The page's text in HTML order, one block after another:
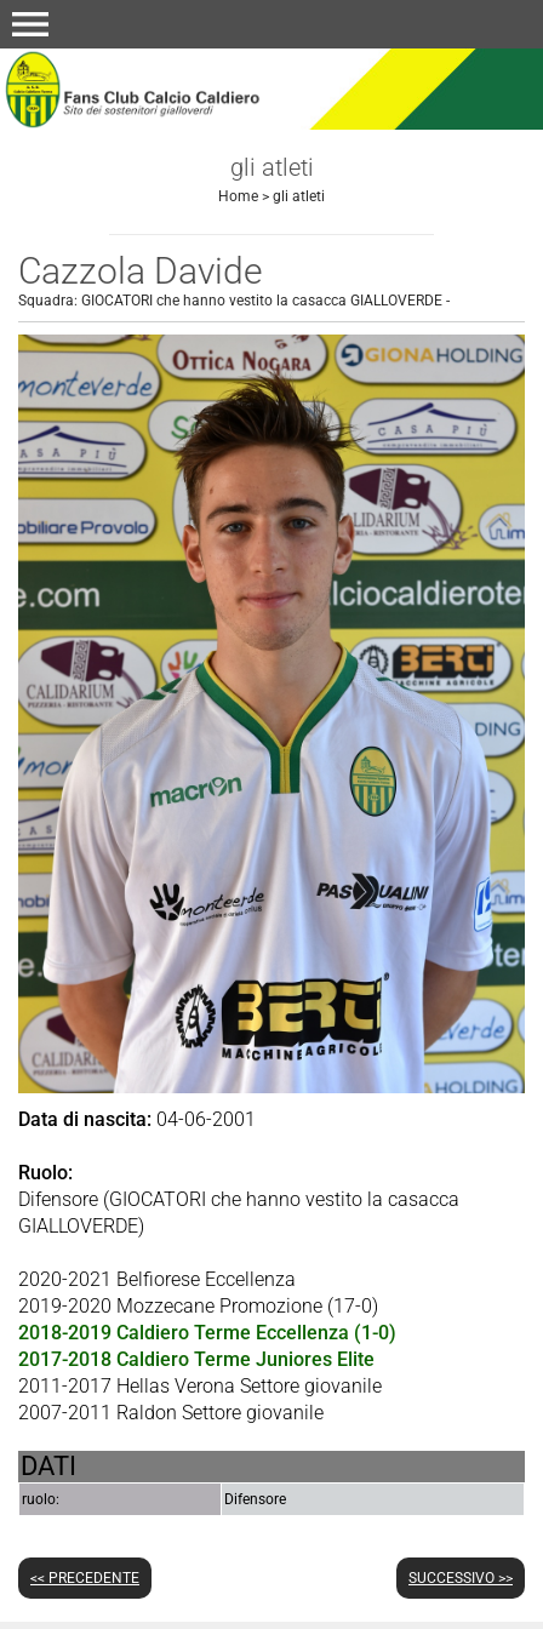
menu
gli atleti
Home > gli atleti
Cazzola Davide
Squadra: GIOCATORI che hanno vestito la casacca GIALLOVERDE -
Data di nascita: 04-06-2001
Ruolo:
Difensore (GIOCATORI che hanno vestito la casacca
GIALLOVERDE)
2020-2021 Belfiorese Eccellenza
2019-2020 Mozzecane Promozione (17-0)
2018-2019 Caldiero Terme Eccellenza (1-0)
2017-2018 Caldiero Terme Juniores Elite
2011-2017 Hellas Verona Settore giovanile
2007-2011 Raldon Settore giovanile
DATI
ruolo: Difensore
<< PRECEDENTE SUCCESSIVO >>